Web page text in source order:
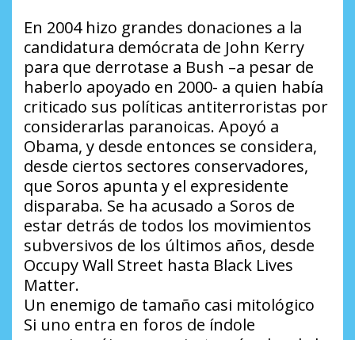
En 2004 hizo grandes donaciones a la
candidatura demócrata de John Kerry
para que derrotase a Bush –a pesar de
haberlo apoyado en 2000- a quien había
criticado sus políticas antiterroristas por
considerarlas paranoicas. Apoyó a
Obama, y desde entonces se considera,
desde ciertos sectores conservadores,
que Soros apunta y el expresidente
disparaba. Se ha acusado a Soros de
estar detrás de todos los movimientos
subversivos de los últimos años, desde
Occupy Wall Street hasta Black Lives
Matter.
Un enemigo de tamaño casi mitológico
Si uno entra en foros de índole